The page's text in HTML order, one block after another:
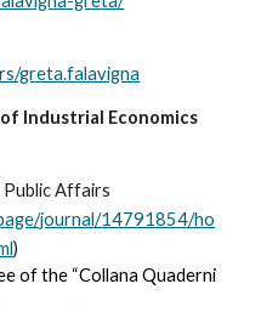
greta.falavigna
Industrial Economics
Affairs
journal/14791854/ho
)
of the “Collana Quaderni